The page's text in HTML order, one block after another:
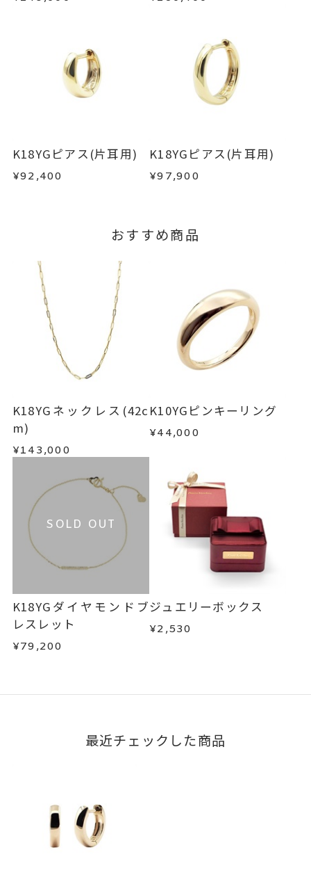
目安日数を頂戴し、一から製作いたします。
※お急ぎの方はご注文前にお問い合わせくださ
い。事前に現在の納期状況を確認いたします。
詳しくは こちら
・過度な交換・返品を繰り返している場合
商品の品質には万全を期しておりますが、万が一
お手数ですが商品到着後7日間以内に、お電話また
はお問い合わせフォームよりご連絡ください。
この場合の返送料は弊社にて負担いたしますの
K18YGピアス(片耳用)
¥92,400
K18YGピアス(片耳用)
¥97,900
おすすめ商品
K18YGネックレス(42c
m)
¥143,000
K10YGピンキーリング
¥44,000
SOLD OUT
K18YGダイヤモンドブ
レスレット
¥79,200
ジュエリーボックス
¥2,530
最近チェックした商品